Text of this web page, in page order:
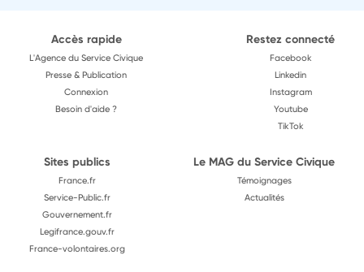
Accès rapide
L'Agence du Service Civique
Presse & Publication
Connexion
Besoin d'aide ?
Restez connecté
Facebook
Linkedin
Instagram
Youtube
TikTok
Sites publics
France.fr
Service-Public.fr
Gouvernement.fr
Legifrance.gouv.fr
France-volontaires.org
Le MAG du Service Civique
Témoignages
Actualités